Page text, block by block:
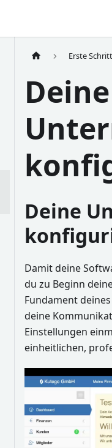
Erste
Deine
Deine
Damit deine
du zu Beginn
Fundament
deine
Einstellungen
einheitlichen,